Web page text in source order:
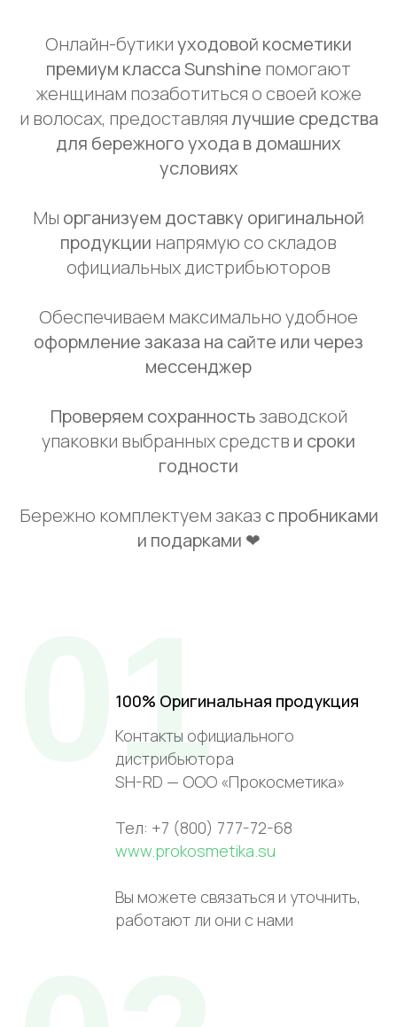
Онлайн-бутикиуходовой косметики
премиум класса Sunshine помогают
женщинам позаботиться о своей коже
и волосах, предоставляялучшие средства
для бережного ухода в домашних
условиях
Мы организуем доставку оригинальной
продукции напрямую со складов
официальных дистрибьюторов
Обеспечиваем максимально удобное
оформление заказа на сайте или через
мессенджер
Проверяем сохранностьзаводской
упаковки выбранных средств и сроки
годности
Бережно комплектуем заказ с пробниками
и подарками ❤
100% Оригинальная продукция
Контакты официального
дистрибьютора
SH-RD — ООО «Прокосметика»
Тел: +7 (800) 777-72-68
www.prokosmetika.su
Вы можете связаться и уточнить,
работают ли они с нами
01